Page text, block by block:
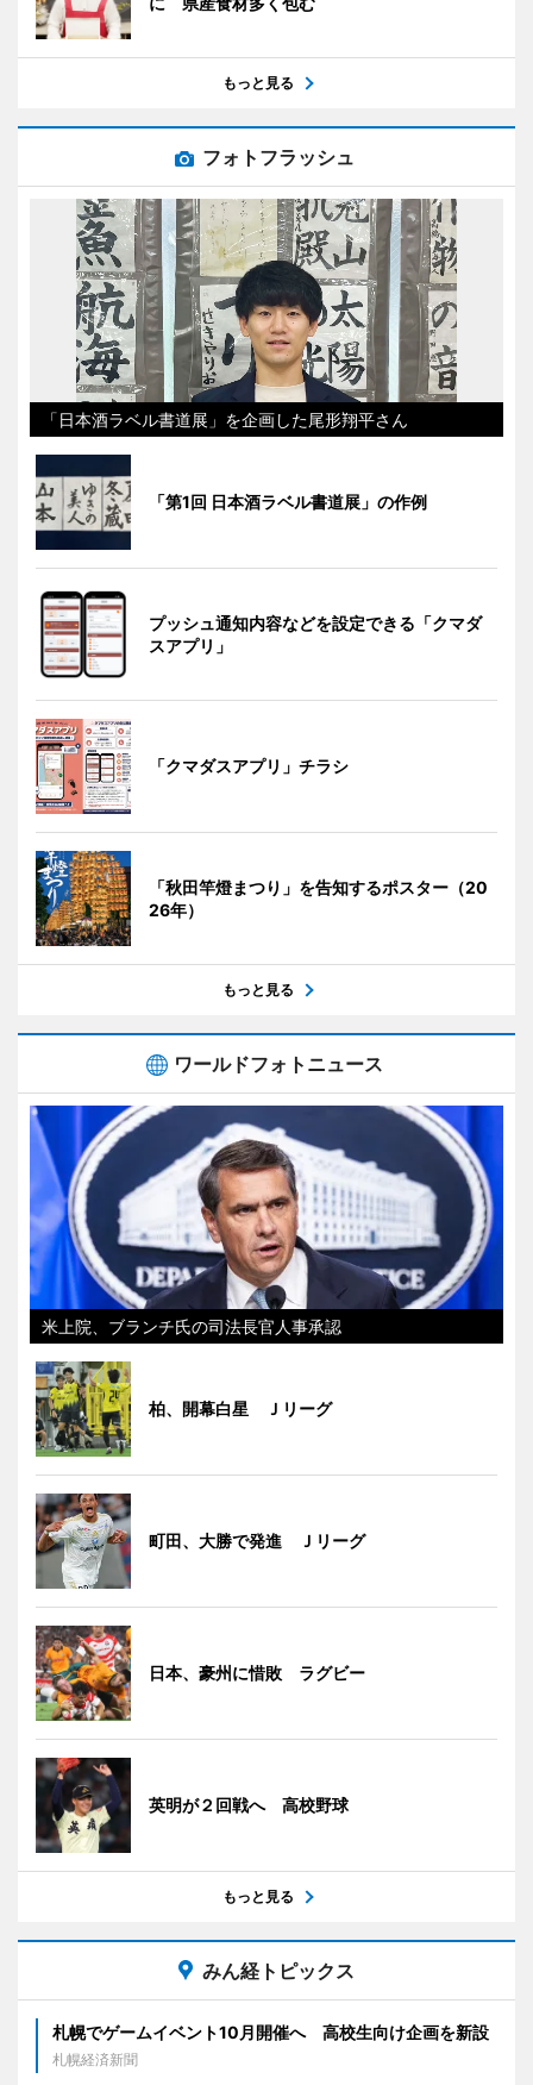
もっと見る
フォトフラッシュ
「日本酒ラベル書道展」を企画した尾形翔平さん
「第1回 日本酒ラベル書道展」の作例
プッシュ通知内容などを設定できる「クマダ
スアプリ」
「クマダスアプリ」チラシ
「秋田竿燈まつり」を告知するポスター（20
26年）
もっと見る
ワールドフォトニュース
米上院、ブランチ氏の司法長官人事承認
柏、開幕白星 Ｊリーグ
町田、大勝で発進 Ｊリーグ
日本、豪州に惜敗 ラグビー
英明が２回戦へ 高校野球
もっと見る
みん経トピックス
札幌でゲームイベント10月開催へ 高校生向け企画を新設
札幌経済新聞